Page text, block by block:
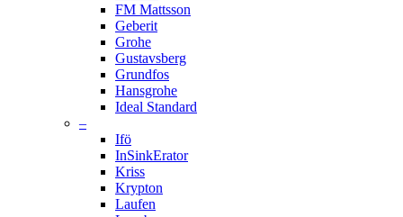
FM Mattsson
Geberit
Grohe
Gustavsberg
Grundfos
Hansgrohe
Ideal Standard
–
Ifö
InSinkErator
Kriss
Krypton
Laufen